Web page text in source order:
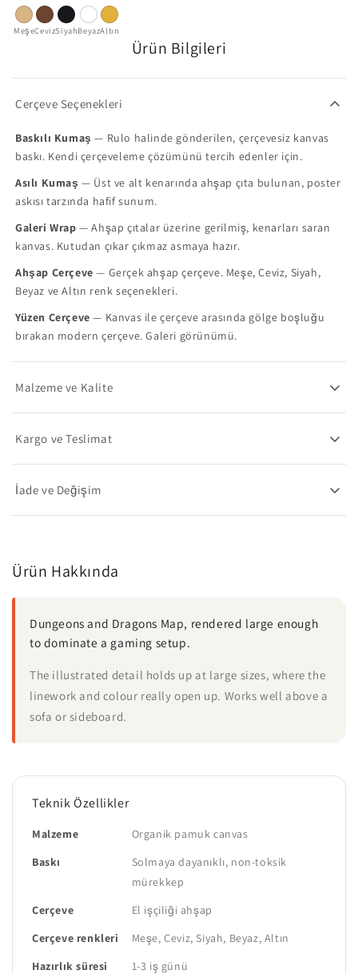
MeşeCevizSiyahBeyazAltın
Ürün Bilgileri
Çerçeve Seçenekleri
Baskılı Kumaş — Rulo halinde gönderilen, çerçevesiz kanvas
baskı. Kendi çerçeveleme çözümünü tercih edenler için.
Asılı Kumaş — Üst ve alt kenarında ahşap çıta bulunan, poster
askısı tarzında hafif sunum.
Galeri Wrap — Ahşap çıtalar üzerine gerilmiş, kenarları saran
kanvas. Kutudan çıkar çıkmaz asmaya hazır.
Ahşap Çerçeve — Gerçek ahşap çerçeve. Meşe, Ceviz, Siyah,
Beyaz ve Altın renk seçenekleri.
Yüzen Çerçeve — Kanvas ile çerçeve arasında gölge boşluğu
bırakan modern çerçeve. Galeri görünümü.
Malzeme ve Kalite
Kargo ve Teslimat
İade ve Değişim
Ürün Hakkında
Dungeons and Dragons Map, rendered large enough
to dominate a gaming setup.
The illustrated detail holds up at large sizes, where the
linework and colour really open up. Works well above a
sofa or sideboard.
Teknik Özellikler
Malzeme
Organik pamuk canvas
Baskı
Solmaya dayanıklı, non-toksik
mürekkep
Çerçeve
El işçiliği ahşap
Çerçeve renkleri
Meşe, Ceviz, Siyah, Beyaz, Altın
Hazırlık süresi
1-3 iş günü